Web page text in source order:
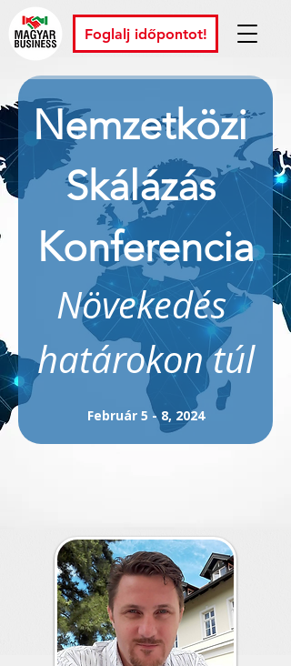
Foglalj időpontot!
Nemzetközi
Skálázás
Konferencia
Növekedés
határokon túl
Február 5 - 8, 2024